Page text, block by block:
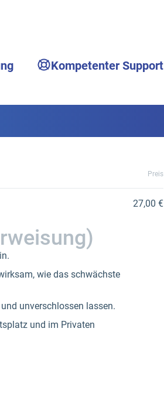
Kompetenter Support
Preis
wie das schwächste
unverschlossen lassen.
und im Privaten
27,00 €